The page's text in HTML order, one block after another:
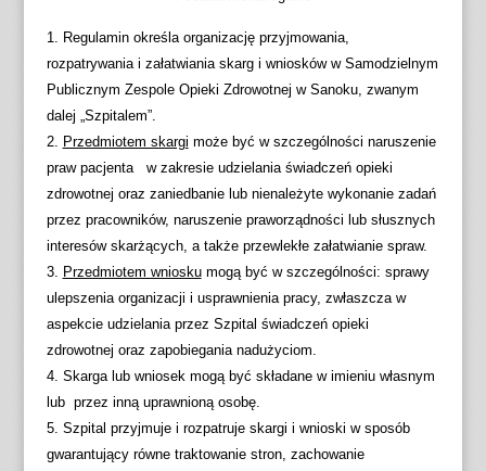
1. Regulamin określa organizację przyjmowania,
rozpatrywania i załatwiania skarg i wniosków w Samodzielnym
Publicznym Zespole Opieki Zdrowotnej w Sanoku, zwanym
dalej „Szpitalem”.
2. Przedmiotem skargi może być w szczególności naruszenie
praw pacjenta w zakresie udzielania świadczeń opieki
zdrowotnej oraz zaniedbanie lub nienależyte wykonanie zadań
przez pracowników, naruszenie praworządności lub słusznych
interesów skarżących, a także przewlekłe załatwianie spraw.
3. Przedmiotem wnioskumogą być w szczególności: sprawy
ulepszenia organizacji i usprawnienia pracy, zwłaszcza w
aspekcie udzielania przez Szpital świadczeń opieki
zdrowotnej oraz zapobiegania nadużyciom.
4. Skarga lub wniosek mogą być składane w imieniu własnym
lub przez inną uprawnioną osobę.
5. Szpital przyjmuje i rozpatruje skargi i wnioski w sposób
gwarantujący równe traktowanie stron, zachowanie